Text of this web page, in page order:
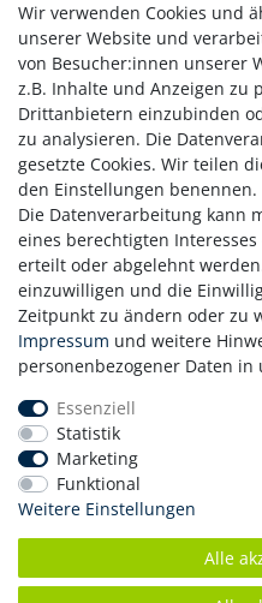
wurde. Die Verarbeitung
ausschließlich durch Mollie.
werden nicht in unserem
gesetzlichen
Ihre Zahlung korrekt und
wird.
Bei Fragen melden Sie sich
Formular.
Zahlung
Versand
Daten­schutz­erklärung
AGB
Hinweis zur Batterieentsorgung
Erklärung zur Barrierefreiheit
Kontakt
Vertrag widerrufen
Wir verwenden Cookies und
unserer Website und
von Besucher:innen unserer
z.B. Inhalte und Anzeigen zu
Drittanbietern einzubinden
zu analysieren. Die
gesetzte Cookies. Wir teilen
den Einstellungen benennen.
Die Datenverarbeitung kann
eines berechtigten
erteilt oder abgelehnt
einzuwilligen und die
Zeitpunkt zu ändern oder zu
Impressum und weitere
personenbezogener Daten in
Essenziell
Statistik
Marketing
Funktional
Weitere Einstellungen
Alle